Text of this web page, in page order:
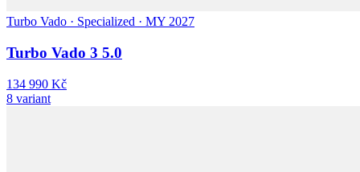
Turbo Vado · Specialized · MY 2027
Turbo Vado 3 5.0
134 990 Kč
8 variant